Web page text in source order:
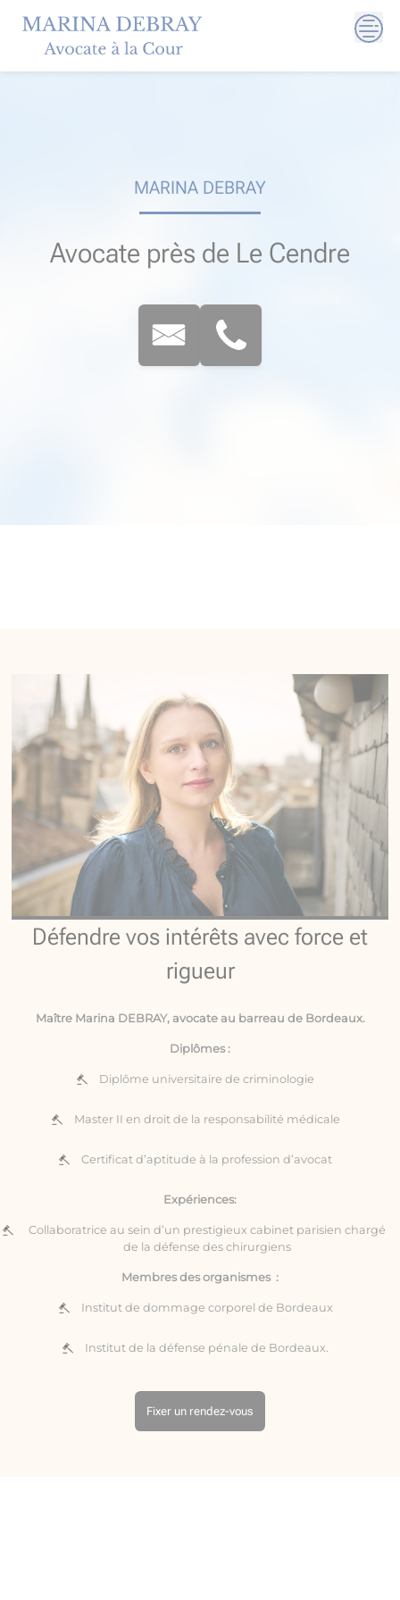
content
MARINA DEBRAY
Avocate près de Le Cendre
Défendre vos intérêts avec force et
rigueur
Maître Marina DEBRAY, avocate au barreau de Bordeaux.
Diplômes :
Diplôme universitaire de criminologie
Master II en droit de la responsabilité médicale
Certificat d’aptitude à la profession d’avocat
Expériences:
Collaboratrice au sein d’un prestigieux cabinet parisien chargé
de la défense des chirurgiens
Membres des organismes :
Institut de dommage corporel de Bordeaux
Institut de la défense pénale de Bordeaux.
Fixer un rendez-vous